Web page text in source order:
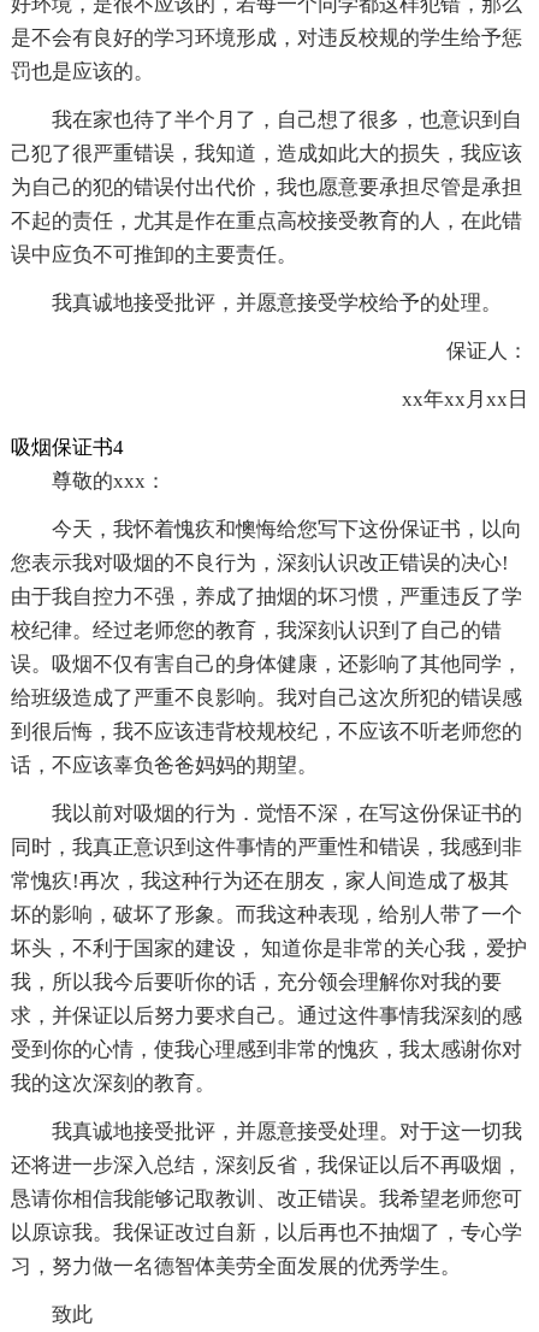
好环境，是很不应该的，若每一个同学都这样犯错，那么
是不会有良好的学习环境形成，对违反校规的学生给予惩
罚也是应该的。
我在家也待了半个月了，自己想了很多，也意识到自
己犯了很严重错误，我知道，造成如此大的损失，我应该
为自己的犯的错误付出代价，我也愿意要承担尽管是承担
不起的责任，尤其是作在重点高校接受教育的人，在此错
误中应负不可推卸的主要责任。
我真诚地接受批评，并愿意接受学校给予的处理。
保证人：
xx年xx月xx日
吸烟保证书4
尊敬的xxx：
今天，我怀着愧疚和懊悔给您写下这份保证书，以向
您表示我对吸烟的不良行为，深刻认识改正错误的决心!
由于我自控力不强，养成了抽烟的坏习惯，严重违反了学
校纪律。经过老师您的教育，我深刻认识到了自己的错
误。吸烟不仅有害自己的身体健康，还影响了其他同学，
给班级造成了严重不良影响。我对自己这次所犯的错误感
到很后悔，我不应该违背校规校纪，不应该不听老师您的
话，不应该辜负爸爸妈妈的期望。
我以前对吸烟的行为．觉悟不深，在写这份保证书的
同时，我真正意识到这件事情的严重性和错误，我感到非
常愧疚!再次，我这种行为还在朋友，家人间造成了极其
坏的影响，破坏了形象。而我这种表现，给别人带了一个
坏头，不利于国家的建设， 知道你是非常的关心我，爱护
我，所以我今后要听你的话，充分领会理解你对我的要
求，并保证以后努力要求自己。通过这件事情我深刻的感
受到你的心情，使我心理感到非常的愧疚，我太感谢你对
我的这次深刻的教育。
我真诚地接受批评，并愿意接受处理。对于这一切我
还将进一步深入总结，深刻反省，我保证以后不再吸烟，
恳请你相信我能够记取教训、改正错误。我希望老师您可
以原谅我。我保证改过自新，以后再也不抽烟了，专心学
习，努力做一名德智体美劳全面发展的优秀学生。
致此